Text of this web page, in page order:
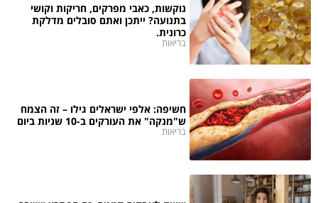
נוקשות, כאבי מפרקים, חריקות וקושי
בתנועה? ייתכן ואתם סובלים מדלקת
כרונית.
בריאות
חשיפה: אלפי ישראלים גילו – זה הצמח
ש"מנקה" את העורקים ב-10 שניות ביום
בריאות